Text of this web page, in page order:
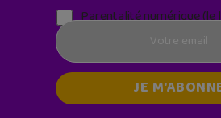
Parentalité numérique (le